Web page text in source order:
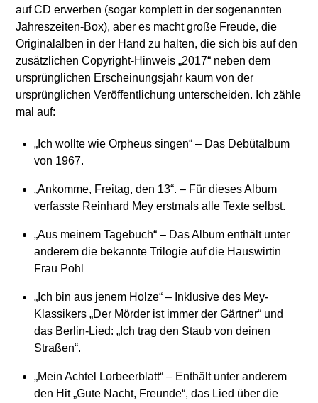
auf CD erwerben (sogar komplett in der sogenannten
Jahreszeiten-Box), aber es macht große Freude, die
Originalalben in der Hand zu halten, die sich bis auf den
zusätzlichen Copyright-Hinweis „2017“ neben dem
ursprünglichen Erscheinungsjahr kaum von der
ursprünglichen Veröffentlichung unterscheiden. Ich zähle
mal auf:
„Ich wollte wie Orpheus singen“ – Das Debütalbum
von 1967.
„Ankomme, Freitag, den 13“. – Für dieses Album
verfasste Reinhard Mey erstmals alle Texte selbst.
„Aus meinem Tagebuch“ – Das Album enthält unter
anderem die bekannte Trilogie auf die Hauswirtin
Frau Pohl
„Ich bin aus jenem Holze“ – Inklusive des Mey-
Klassikers „Der Mörder ist immer der Gärtner“ und
das Berlin-Lied: „Ich trag den Staub von deinen
Straßen“.
„Mein Achtel Lorbeerblatt“ – Enthält unter anderem
den Hit „Gute Nacht, Freunde“, das Lied über die